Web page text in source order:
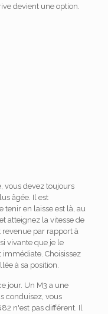
devient une option.
vous devez toujours
âgée. Il est
tenir en laisse est là, au
atteignez la vitesse de
revenue par rapport à
vivante que je le
immédiate. Choisissez
à sa position.
jour. Un M3 a une
conduisez, vous
n'est pas différent. Il